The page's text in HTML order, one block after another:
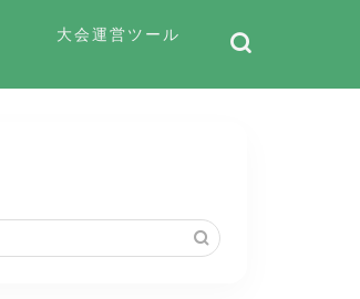
大会運営ツール